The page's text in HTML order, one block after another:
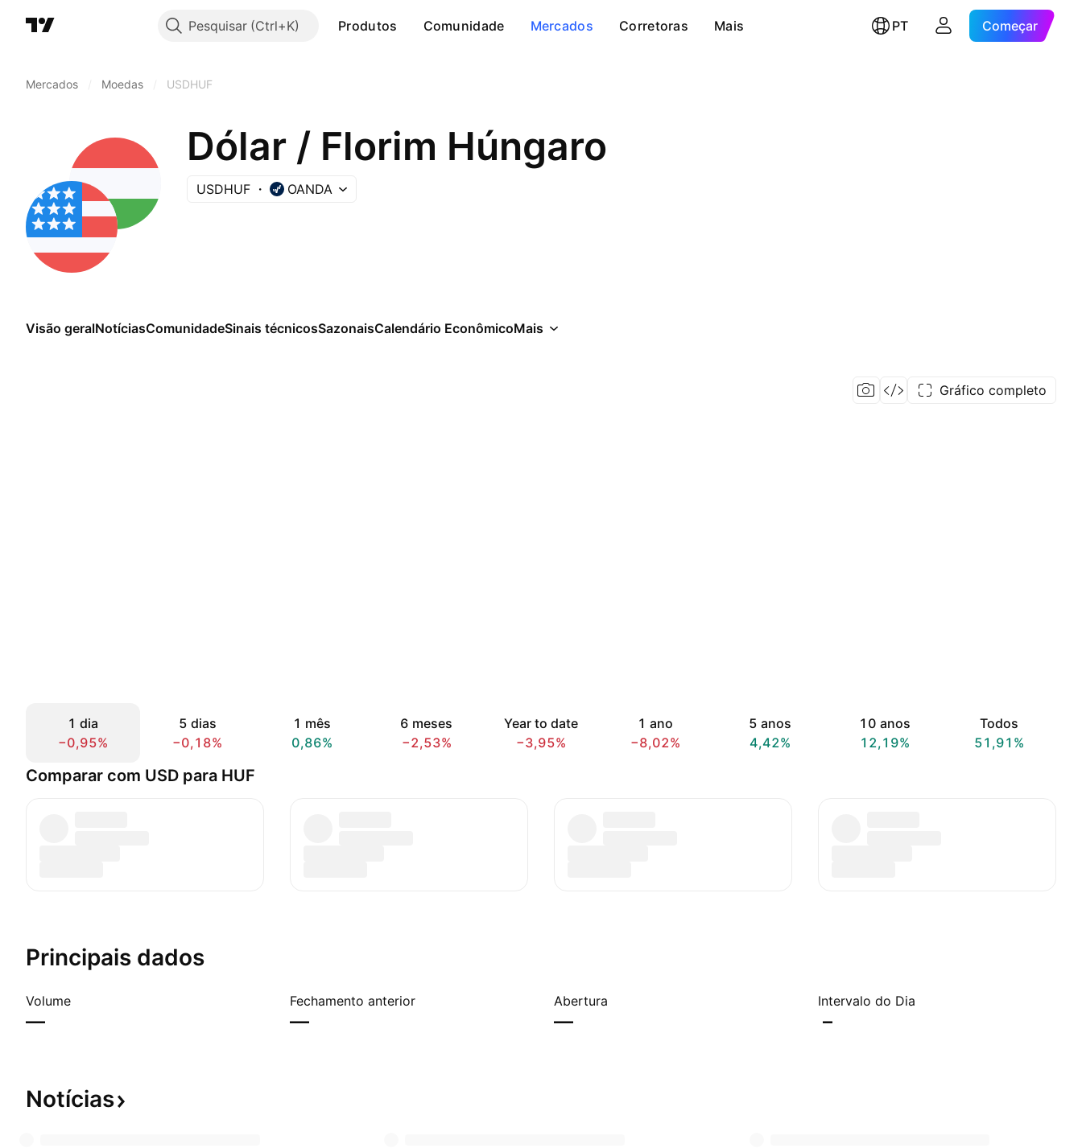
Pesquisar Produtos Comunidade Mercados Corretoras Mais PT Começar
Mercados Moedas USDHUF
Dólar / Florim Húngaro
USDHUF OANDA
Visão geralNotíciasComunidadeSinais técnicosSazonaisCalendário EconômicoMais
Gráfico completo
1 dia
−0,95%
5 dias
−0,18%
1 mês
0,86%
6 meses
−2,53%
Year to date
−3,95%
1 ano
−8,02%
5 anos
4,42%
10 anos
12,19%
Todos
51,91%
Comparar com USD para HUF
Principais dados
Volume
—
Fechamento anterior
—
Abertura
—
Intervalo do Dia
–
Notícias